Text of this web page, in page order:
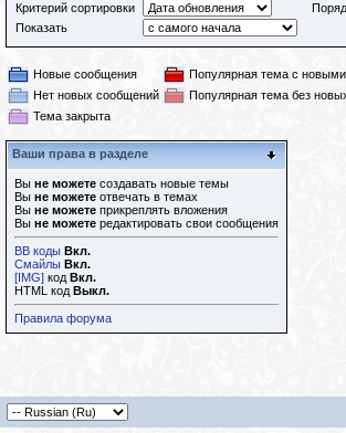
Критерий сортировки
Показать
Новые сообщения
Популярная тема с
Нет новых сообщений
Популярная тема без
Тема закрыта
Ваши права в разделе
Вы не можете создавать новые темы
Вы не можете отвечать в темах
Вы не можете прикреплять вложения
Вы не можете редактировать свои сообщения
BB коды Вкл.
Смайлы Вкл.
[IMG] код Вкл.
HTML код Выкл.
Правила форума